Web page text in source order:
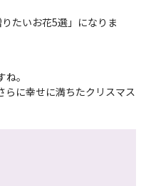
たいお花5選」になりま
。
に幸せに満ちたクリスマス